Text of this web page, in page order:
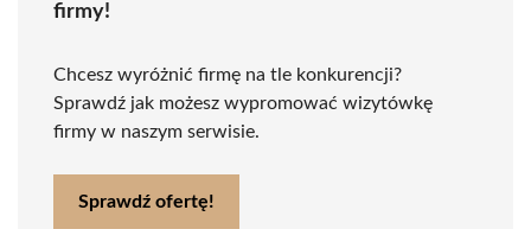
firmy!
Chcesz wyróżnić firmę na tle konkurencji?
Sprawdź jak możesz wypromować wizytówkę
firmy w naszym serwisie.
Sprawdź ofertę!